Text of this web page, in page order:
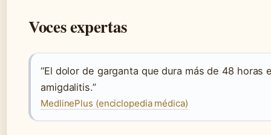
Voces expertas
“El dolor de garganta que dura más de 48 horas
amigdalitis.”
MedlinePlus (enciclopedia médica)